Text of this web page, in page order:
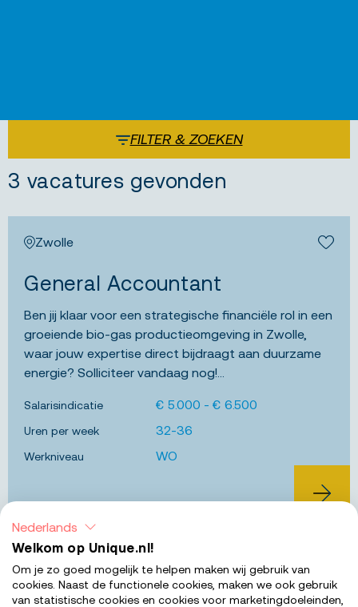
FILTER & ZOEKEN
3 vacatures gevonden
Zwolle
General Accountant
Ben jij klaar voor een strategische financiële rol in een
groeiende bio-gas productieomgeving in Zwolle,
waar jouw expertise direct bijdraagt aan duurzame
energie? Solliciteer vandaag nog!...
Salarisindicatie € 5.000 - € 6.500
Uren per week 32-36
Werkniveau WO
BEKIJK
Zevenaar
Client contact center
Nederlands
Welkom op Unique.nl!
Om je zo goed mogelijk te helpen maken wij gebruik van
cookies. Naast de functionele cookies, maken we ook gebruik
van statistische cookies en cookies voor marketingdoeleinden,